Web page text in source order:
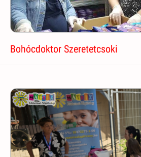
Bohócdoktor Szeretetcsoki